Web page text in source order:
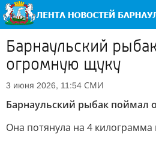
Барнаульский
огромную щуку
3 июня 2026, 11:54 СМИ
Барнаульский рыбак поймал
Она потянула на 4